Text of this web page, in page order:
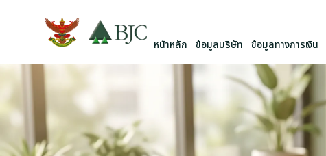
หน้าหลัก
ข้อมูลบริษัท ข้อมูลทางการเงิน